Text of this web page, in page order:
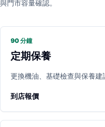
與門市容量確認。
90 分鐘
定期保養
更換機油、基礎檢查與保養建
到店報價